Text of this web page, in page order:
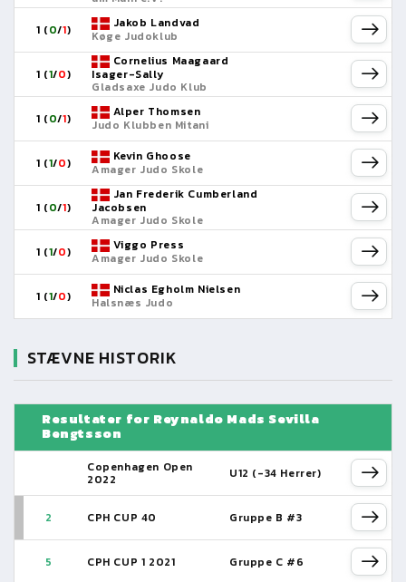
1 (0/1)
Jakob Landvad
Køge Judoklub
1 (1/0)
Cornelius Maagaard
Isager-Sally
Gladsaxe Judo Klub
1 (0/1)
Alper Thomsen
Judo Klubben Mitani
1 (1/0)
Kevin Ghoose
Amager Judo Skole
1 (0/1)
Jan Frederik Cumberland
Jacobsen
Amager Judo Skole
1 (1/0)
Viggo Press
Amager Judo Skole
1 (1/0)
Niclas Egholm Nielsen
Halsnæs Judo
STÆVNE HISTORIK
Resultater for Reynaldo Mads Sevilla
Bengtsson
Copenhagen Open
2022 U12 (-34 Herrer)
2 CPH CUP 40 Gruppe B #3
5 CPH CUP 1 2021 Gruppe C #6